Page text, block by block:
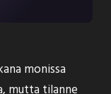
monissa
mutta tilanne